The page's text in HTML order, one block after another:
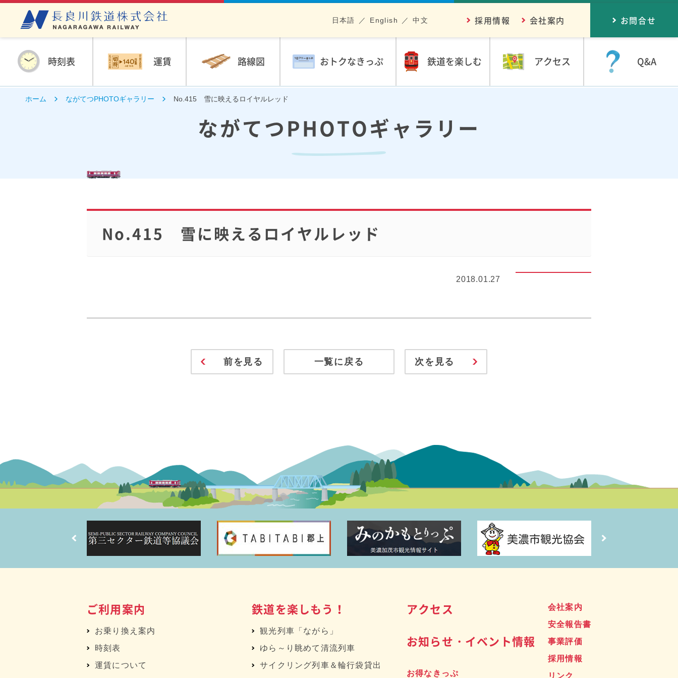
時刻表 運賃 路線図 おトクなきっぷ 鉄道を楽しむ アクセス Q&A
採用情報 会社案内
日本語 English 中文 お問合せ
ホーム ながてつPHOTOギャラリー No.415 雪に映えるロイヤルレッド
ながてつPHOTOギャラリー
No.415 雪に映えるロイヤルレッド
2018.01.27
前を見る 一覧に戻る 次を見る
ご利用案内
お乗り換え案内
時刻表
運賃について
鉄道を楽しもう！
観光列車「ながら」
ゆら～り眺めて清流列車
サイクリング列車＆輪行袋貸出
アクセス
お知らせ・イベント情報
お得なきっぷ
会社案内
安全報告書
事業評価
採用情報
リンク